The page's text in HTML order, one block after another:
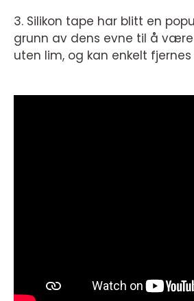
3. Silikon tape har blitt en
grunn av dens evne til å
uten lim, og kan enkelt